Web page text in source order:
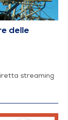
delle
streaming